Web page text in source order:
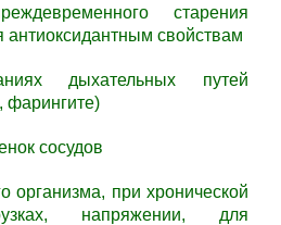
старения
антиоксидантным свойствам
дыхательных путей
фарингите)
сосудов
организма, при хронической
напряжении, для